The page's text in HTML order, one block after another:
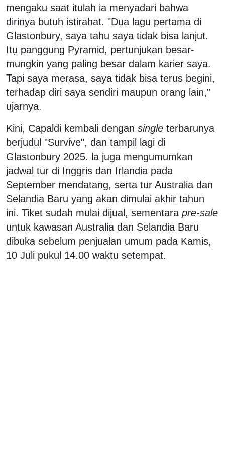
mengaku saat itulah ia menyadari bahwa
dirinya butuh istirahat. "Dua lagu pertama di
Glastonbury, saya tahu saya tidak bisa lanjut.
Itụ panggung Pyramid, pertunjukan besar-
mungkin yang paling besar dalam karier saya.
Tapi saya merasa, saya tidak bisa terus begini,
terhadap diri saya sendiri maupun orang lain,"
ujarnya.
Kini, Capaldi kembali dengan single terbarunya
berjudul "Survive", dan tampil lagi di
Glastonbury 2025. la juga mengumumkan
jadwal tur di Inggris dan Irlandia pada
September mendatang, serta tur Australia dan
Selandia Baru yang akan dimulai akhir tahun
ini. Tiket sudah mulai dijual, sementara pre-sale
untuk kawasan Australia dan Selandia Baru
dibuka sebelum penjualan umum pada Kamis,
10 Juli pukul 14.00 waktu setempat.